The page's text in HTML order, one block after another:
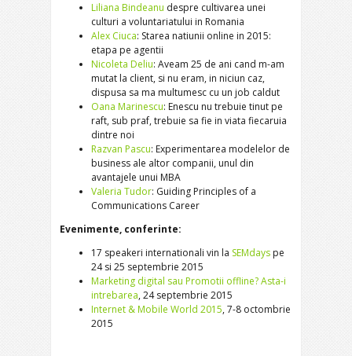
Liliana Bindeanu despre cultivarea unei
culturi a voluntariatului in Romania
Alex Ciuca: Starea natiunii online in 2015:
etapa pe agentii
Nicoleta Deliu: Aveam 25 de ani cand m-am
mutat la client, si nu eram, in niciun caz,
dispusa sa ma multumesc cu un job caldut
Oana Marinescu: Enescu nu trebuie tinut pe
raft, sub praf, trebuie sa fie in viata fiecaruia
dintre noi
Razvan Pascu: Experimentarea modelelor de
business ale altor companii, unul din
avantajele unui MBA
Valeria Tudor: Guiding Principles of a
Communications Career
Evenimente, conferinte:
17 speakeri internationali vin la SEMdays pe
24 si 25 septembrie 2015
Marketing digital sau Promotii offline? Asta-i
intrebarea, 24 septembrie 2015
Internet & Mobile World 2015, 7-8 octombrie
2015